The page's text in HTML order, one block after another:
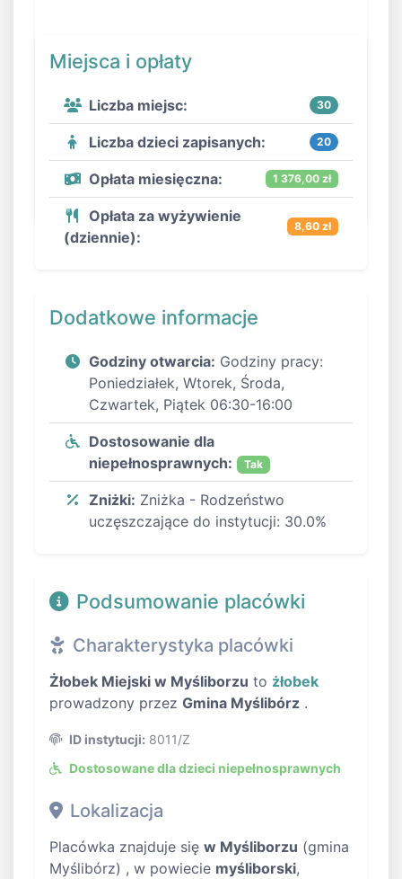
Miejsca i opłaty
Liczba miejsc: 30
Liczba dzieci zapisanych: 20
Opłata miesięczna: 1 376,00 zł
Opłata za wyżywienie
(dziennie):
8,60 zł
Dodatkowe informacje
Godziny otwarcia: Godziny pracy:
Poniedziałek, Wtorek, Środa,
Czwartek, Piątek 06:30-16:00
Dostosowanie dla
niepełnosprawnych:
Tak
Zniżki: Zniżka - Rodzeństwo
uczęszczające do instytucji: 30.0%
Podsumowanie placówki
Charakterystyka placówki
Żłobek Miejski w Myśliborzu to żłobek
prowadzony przez Gmina Myślibórz .
ID instytucji: 8011/Z
Dostosowane dla dzieci niepełnosprawnych
Lokalizacja
Placówka znajduje się w Myśliborzu (gmina
Myślibórz) , w powiecie myśliborski,